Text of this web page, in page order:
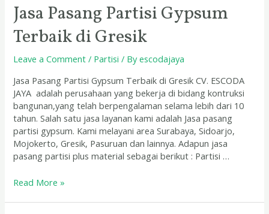
Jasa Pasang Partisi Gypsum
Terbaik di Gresik
Leave a Comment / Partisi / Byescodajaya
Jasa Pasang Partisi Gypsum Terbaik di Gresik CV. ESCODA
JAYA adalah perusahaan yang bekerja di bidang kontruksi
bangunan,yang telah berpengalaman selama lebih dari 10
tahun. Salah satu jasa layanan kami adalah Jasa pasang
partisi gypsum. Kami melayani area Surabaya, Sidoarjo,
Mojokerto, Gresik, Pasuruan dan lainnya. Adapun jasa
pasang partisi plus material sebagai berikut : Partisi …
Read More »